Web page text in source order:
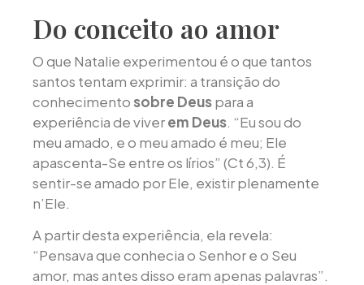
Do conceito ao amor
O que Natalie experimentou é o que tantos
santos tentam exprimir: a transição do
conhecimentosobre Deuspara a
experiência de viverem Deus. “Eu sou do
meu amado, e o meu amado é meu; Ele
apascenta-Se entre os lírios” (Ct 6,3). É
sentir-se amado por Ele, existir plenamente
n’Ele.
A partir desta experiência, ela revela:
“Pensava que conhecia o Senhor e o Seu
amor, mas antes disso eram apenas palavras”.